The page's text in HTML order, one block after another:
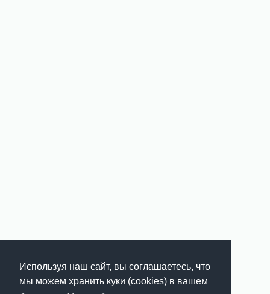
Используя наш сайт, вы соглашаетесь, что
мы можем хранить куки (cookies) в вашем